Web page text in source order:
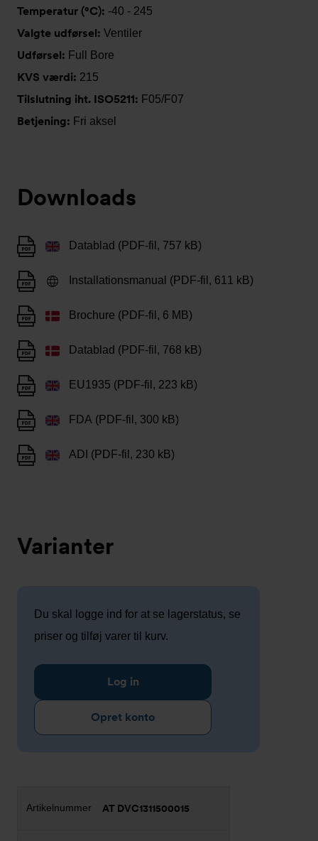
Temperatur (°C): -40 - 245
Valgte udførsel: Ventiler
Udførsel: Full Bore
KVS værdi: 215
Tilslutning iht. ISO5211: F05/F07
Betjening: Fri aksel
Downloads
Datablad (PDF-fil, 757 kB)
Installationsmanual (PDF-fil, 611 kB)
Brochure (PDF-fil, 6 MB)
Datablad (PDF-fil, 768 kB)
EU1935 (PDF-fil, 223 kB)
FDA (PDF-fil, 300 kB)
ADI (PDF-fil, 230 kB)
Varianter
Du skal logge ind for at se lagerstatus, se
priser og tilføj varer til kurv.
Log in
Opret konto
AT DVC1311500015